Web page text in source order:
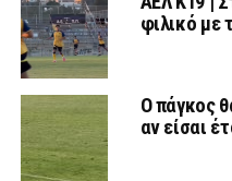
φιλικό με
Ο πάγκος
αν είσαι